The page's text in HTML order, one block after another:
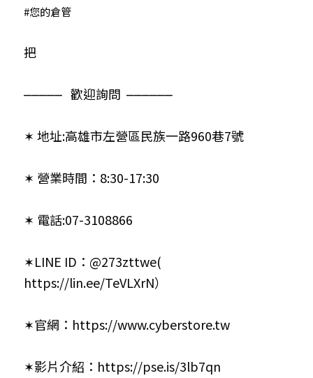
#您的倉管
把
⎼⎼⎼⎼⎼   歡迎詢問  ⎼⎼⎼⎼⎼⎼
✶ 地址:高雄市左營區民族一路960巷7號
✶ 營業時間：8:30-17:30
✶ 電話:07-3108866
https://lin.ee/TeVLXrN）
✶官網： https://www.cyberstore.tw
✶影片介紹： https://pse.is/3lb7qn